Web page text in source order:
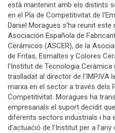
està mantenint amb els distints
en el Pla de Competitivitat de
Daniel Moragues s'ha reunit
Asociación Española de
Cerámicos (ASCER), de la
de Fritas, Esmaltes y Colores
l'Institut de Tecnologia Ceràmica
traslladat al director de l'IMPIVA
marxa en el sector a través dels
Competitivitat. Moragues ha
empresarials el suport decidit
diferents sectors industrials i ha
d'actuació de l'Institut per a l'any